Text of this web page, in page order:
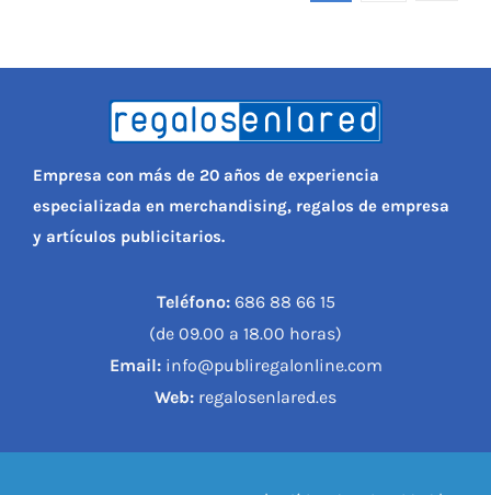
Empresa con más de 20 años de experiencia
especializada en merchandising, regalos de empresa
y artículos publicitarios.
Teléfono:686 88 66 15
(de 09.00 a 18.00 horas)
Email:info@publiregalonline.com
Web: regalosenlared.es